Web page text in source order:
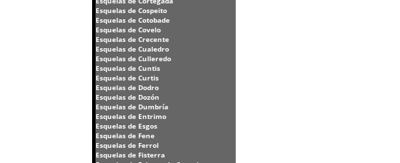
Esquelas de Cospeito
Esquelas de Cotobade
Esquelas de Covelo
Esquelas de Crecente
Esquelas de Cualedro
Esquelas de Culleredo
Esquelas de Cuntis
Esquelas de Curtis
Esquelas de Dodro
Esquelas de Dozón
Esquelas de Dumbría
Esquelas de Entrimo
Esquelas de Esgos
Esquelas de Fene
Esquelas de Ferrol
Esquelas de Fisterra